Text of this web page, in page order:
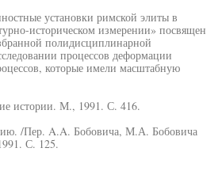
установки римской элиты в
историческом измерении» посвящен
полидисциплинарной
процессов деформации
которые имели масштабную
истории. М., 1991. С. 416.
/Пер. A.A. Бобовича, М.А. Бобовича
С. 125.